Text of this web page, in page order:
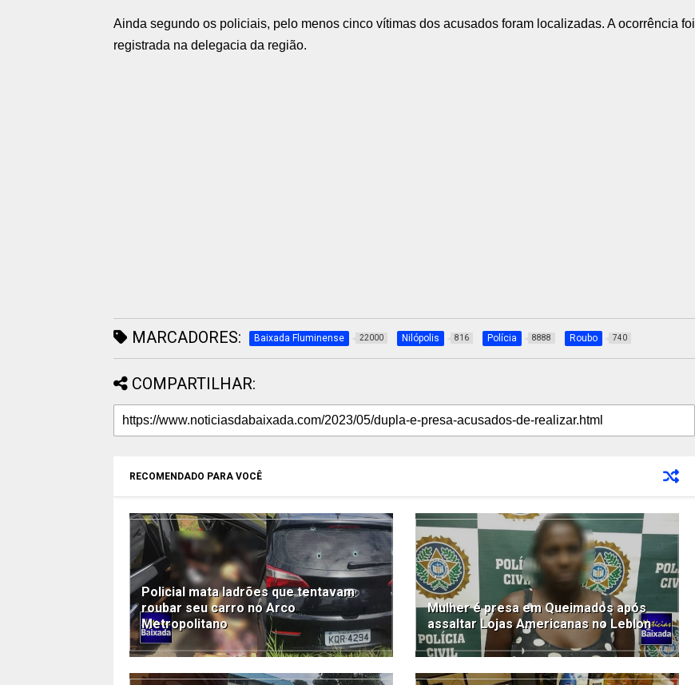
Ainda segundo os policiais, pelo menos cinco vítimas dos acusados foram localizadas. A ocorrência foi
registrada na delegacia da região.
MARCADORES: Baixada Fluminense 22000 Nilópolis 816 Polícia 8888 Roubo 740
COMPARTILHAR:
RECOMENDADO PARA VOCÊ
Policial mata ladrões que tentavam
roubar seu carro no Arco
Metropolitano
Mulher é presa em Queimados após
assaltar Lojas Americanas no Leblon